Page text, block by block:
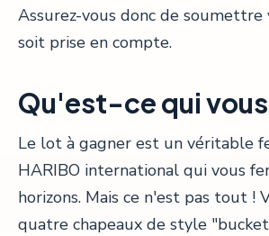
Assurez-vous donc de
soit prise en compte.
Qu'est-ce qui
Le lot à gagner est un véritable
HARIBO international qui vous
horizons. Mais ce n'est pas tout !
quatre chapeaux de style